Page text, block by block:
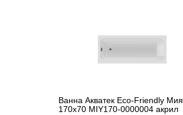
Ванна Акватек Eco-Friendly Мия
170х70 MIY170-0000004 акрил